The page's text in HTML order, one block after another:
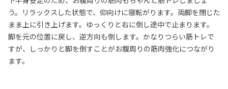
う。リラックスした状態で、仰向けに寝転がります。両脚を閉じた
まま上に引き上げます。ゆっくりと右に倒し途中で止まります。
脚を元の位置に戻し、逆方向も倒します。かなりつらい筋トレで
すが、しっかりと脚を倒すことがお腹周りの筋肉強化につながり
ます。